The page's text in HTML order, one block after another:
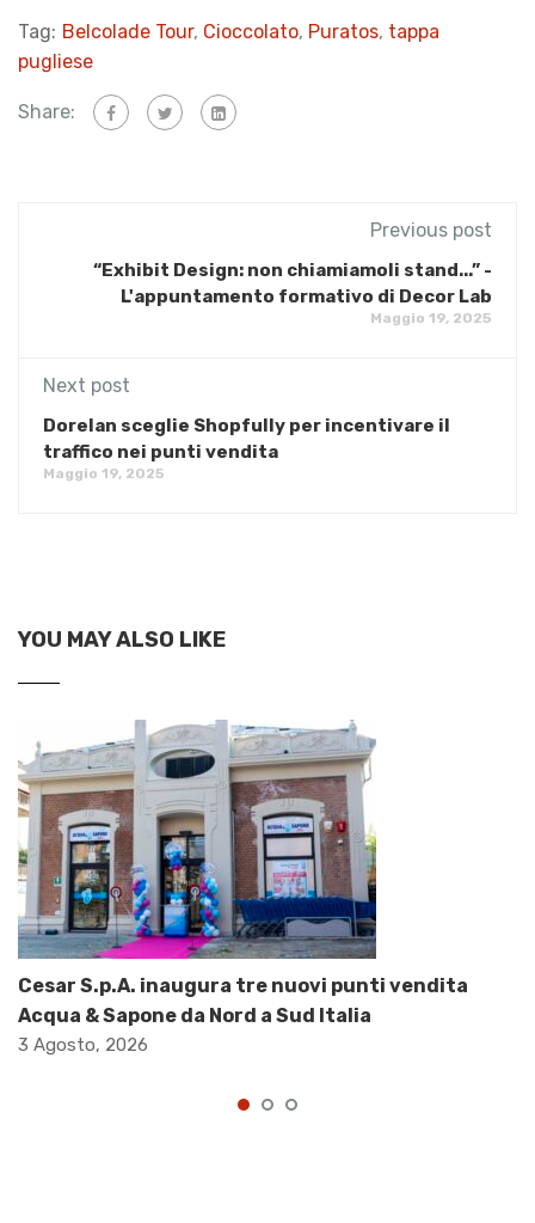
Tag: Belcolade Tour, Cioccolato, Puratos, tappa
pugliese
Share:
Previous post
“Exhibit Design: non chiamiamoli stand...” -
L'appuntamento formativo di Decor Lab
Maggio 19, 2025
Next post
Dorelan sceglie Shopfully per incentivare il
traffico nei punti vendita
Maggio 19, 2025
YOU MAY ALSO LIKE
Cesar S.p.A. inaugura tre nuovi punti vendita
Acqua & Sapone da Nord a Sud Italia
3 Agosto, 2026